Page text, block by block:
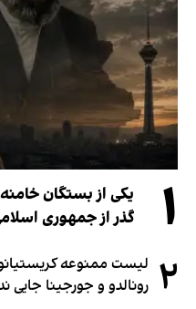
۱
یکی از بستگان
گذر از جمهوری
۲ رونالدو و جورجینا جایی